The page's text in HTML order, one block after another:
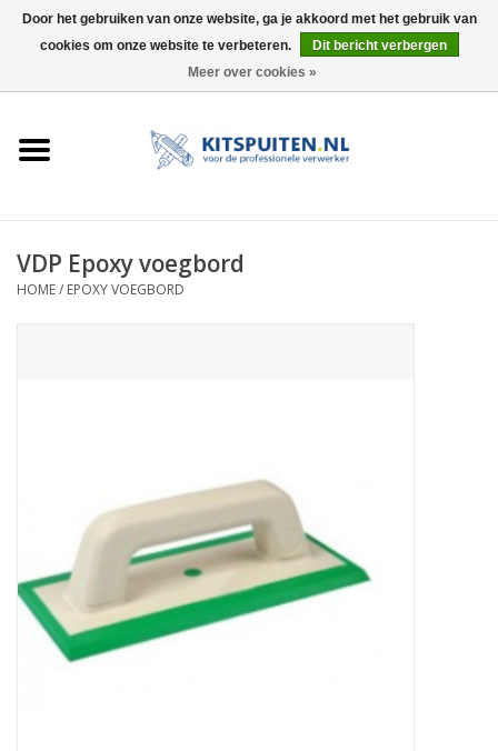
0 Artikelen - €0,00
ELEKTRISCH
CONTACT
VDP Epoxy voegbord
HOME/ EPOXY VOEGBORD
Door het gebruiken van onze website, ga je akkoord met het gebruik van
cookies om onze website te verbeteren.
Dit bericht verbergen
Meer over cookies »